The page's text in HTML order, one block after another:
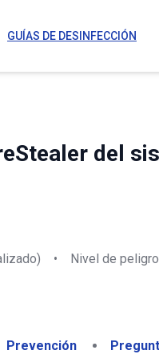
GUÍAS DE DESINFECCIÓN
del
• Nivel de
Prevención